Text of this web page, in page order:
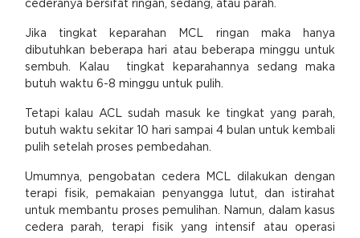
cederanya bersifat ringan, sedang, atau parah.
Jika tingkat keparahan MCL ringan maka hanya
dibutuhkan beberapa hari atau beberapa minggu untuk
sembuh. Kalau tingkat keparahannya sedang maka
butuh waktu 6-8 minggu untuk pulih.
Tetapi kalau ACL sudah masuk ke tingkat yang parah,
butuh waktu sekitar 10 hari sampai 4 bulan untuk kembali
pulih setelah proses pembedahan.
Umumnya, pengobatan cedera MCL dilakukan dengan
terapi fisik, pemakaian penyangga lutut, dan istirahat
untuk membantu proses pemulihan. Namun, dalam kasus
cedera parah, terapi fisik yang intensif atau operasi